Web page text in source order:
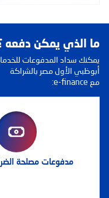
ما الذي يمكن دفعه
يمكنك سداد المدفوعات
أبوظبي الأول مصر بالشراكة
مع e-finance:
مدفوعات مصلحة